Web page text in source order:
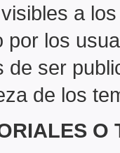
a
por los
de ser
de los